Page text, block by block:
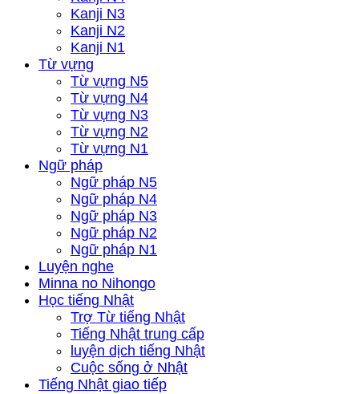
Kanji N3
Kanji N2
Kanji N1
Từ vựng
Từ vựng N5
Từ vựng N4
Từ vựng N3
Từ vựng N2
Từ vựng N1
Ngữ pháp
Ngữ pháp N5
Ngữ pháp N4
Ngữ pháp N3
Ngữ pháp N2
Ngữ pháp N1
Luyện nghe
Minna no Nihongo
Học tiếng Nhật
Trợ Từ tiếng Nhật
Tiếng Nhật trung cấp
luyện dịch tiếng Nhật
Cuộc sống ở Nhật
Tiếng Nhật giao tiếp